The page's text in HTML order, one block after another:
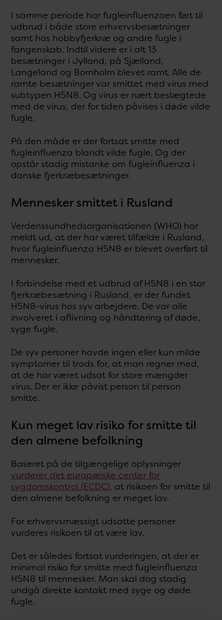
I samme periode har fugleinfluenzaen ført til
udbrud i både store erhvervsbesætninger
samt hos hobbyfjerkræ og andre fugle i
fangenskab. Indtil videre er i alt 13
besætninger i Jylland, på Sjælland,
Langeland og Bornholm blevet ramt. Alle de
ramte besætninger var smittet med virus med
subtypen H5N8. Og virus er nært beslægtede
med de virus, der for tiden påvises i døde vilde
fugle.
På den måde er der fortsat smitte med
fugleinfluenza blandt vilde fugle. Og der
opstår stadig mistanke om fugleinfluenza i
danske fjerkræbesætninger.
Mennesker smittet i Rusland
Verdenssundhedsorganisationen (WHO) har
meldt ud, at der har været tilfælde i Rusland,
hvor fugleinfluenza H5N8 er blevet overført til
mennesker.
I forbindelse med et udbrud af H5N8 i en stor
fjerkræbesætning i Rusland, er der fundet
H5N8-virus hos syv arbejdere. De var alle
involveret i aflivning og håndtering af døde,
syge fugle.
De syv personer havde ingen eller kun milde
symptomer til trods for, at man regner med,
at de har været udsat for store mængder
virus. Der er ikke påvist person til person
smitte.
Kun meget lav risiko for smitte til
den almene befolkning
Baseret på de tilgængelige oplysninger
vurderer det europæiske center for
sygdomskontrol (ECDC), at risikoen for smitte til
den almene befolkning er meget lav.
For erhvervsmæssigt udsatte personer
vurderes risikoen til at være lav.
Det er således fortsat vurderingen, at der er
minimal risiko for smitte med fugleinfluenza
H5N8 til mennesker. Man skal dog stadig
undgå direkte kontakt med syge og døde
fugle.